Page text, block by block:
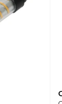
luci LED